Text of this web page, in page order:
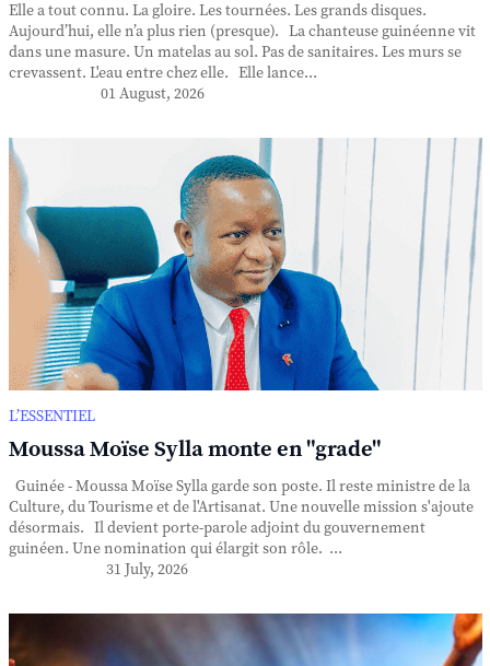
Elle a tout connu. La gloire. Les tournées. Les grands disques.
Aujourd’hui, elle n’a plus rien (presque). La chanteuse guinéenne vit
dans une masure. Un matelas au sol. Pas de sanitaires. Les murs se
crevassent. L'eau entre chez elle. Elle lance...
01 August, 2026
L’ESSENTIEL
Moussa Moïse Sylla monte en "grade"
Guinée - Moussa Moïse Sylla garde son poste. Il reste ministre de la
Culture, du Tourisme et de l'Artisanat. Une nouvelle mission s'ajoute
désormais. Il devient porte-parole adjoint du gouvernement
guinéen. Une nomination qui élargit son rôle. ...
31 July, 2026